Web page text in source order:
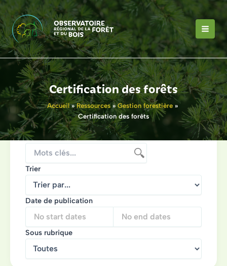
Aller
au
contenu
Certification des forêts
Accueil Ressources
Gestion forestière
Certification des forêts
Rechercher
Trier
Date de publication
Sous rubrique